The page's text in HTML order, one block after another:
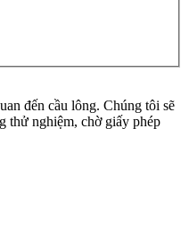
đến cầu lông. Chúng tôi sẽ
thử nghiệm, chờ giấy phép